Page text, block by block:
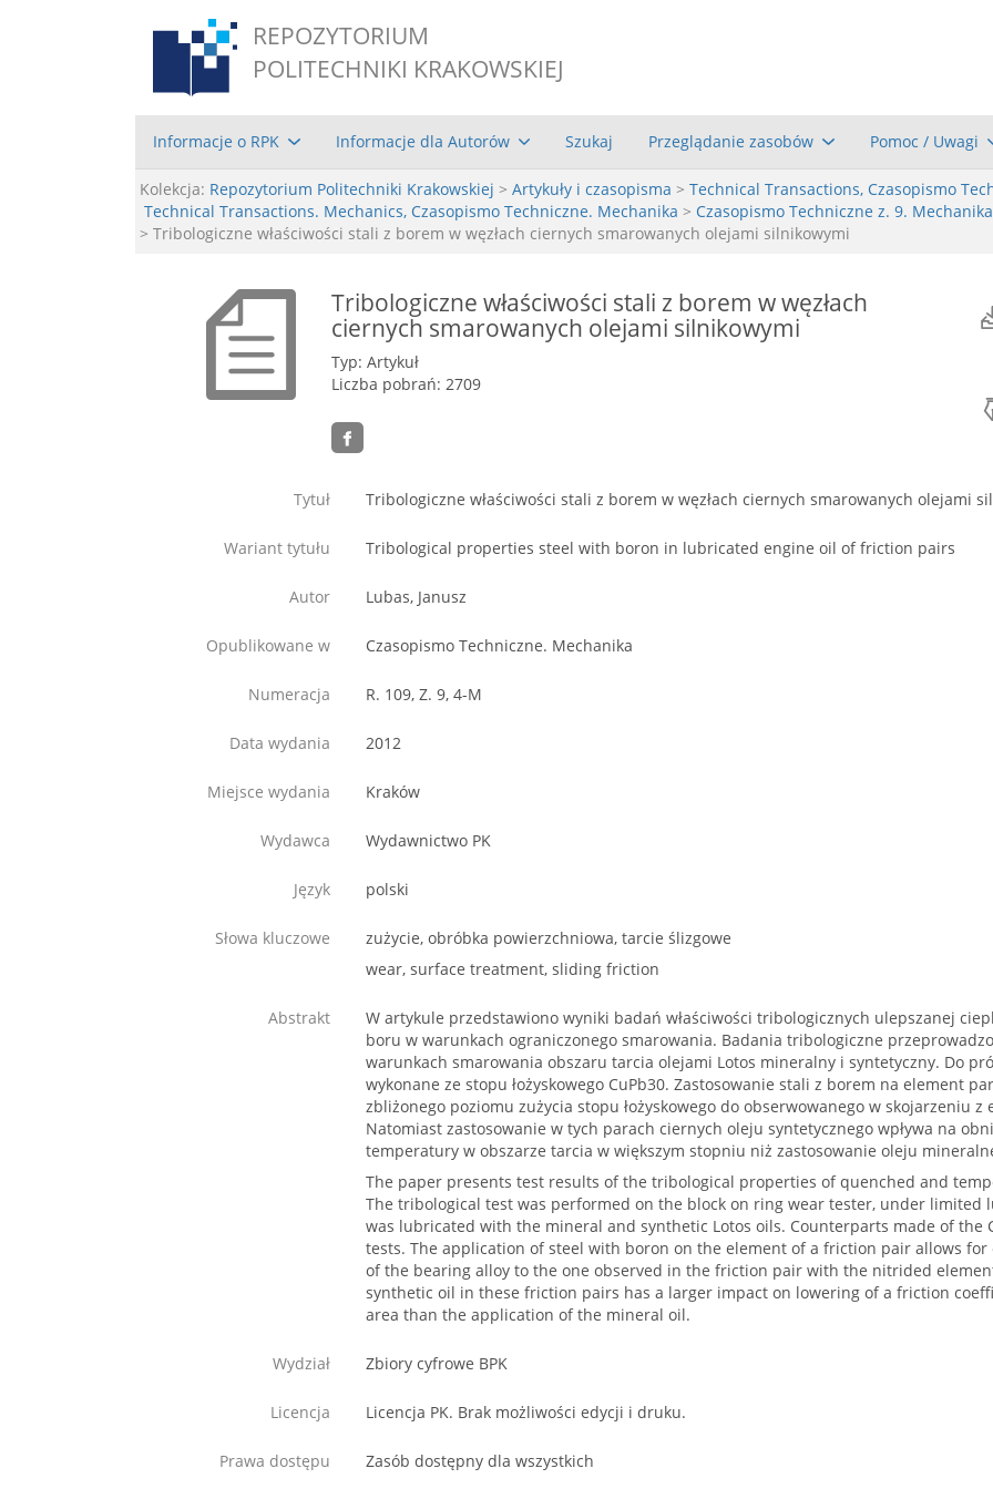
REPOZYTORIUM
POLITECHNIKI KRAKOWSKIEJ
Informacje o RPK Informacje dla Autorów Szukaj Przeglądanie zasobów Pomoc / Uwagi
Kolekcja: Repozytorium Politechniki Krakowskiej > Artykuły i czasopisma > Technical Transactions, Czasopismo
Technical Transactions. Mechanics, Czasopismo Techniczne. Mechanika > Czasopismo Techniczne z. 9.
> Tribologiczne właściwości stali z borem w węzłach ciernych smarowanych olejami silnikowymi
Tribologiczne właściwości stali z borem w węzłach
ciernych smarowanych olejami silnikowymi
Typ: Artykuł
Liczba pobrań: 2709
Tytuł Tribologiczne właściwości stali z borem w węzłach ciernych smarowanych olejami
Wariant tytułu Tribological properties steel with boron in lubricated engine oil of friction pairs
Autor Lubas, Janusz
Opublikowane w Czasopismo Techniczne. Mechanika
Numeracja R. 109, Z. 9, 4-M
Data wydania 2012
Miejsce wydania Kraków
Wydawca Wydawnictwo PK
Język polski
Słowa kluczowe
zużycie, obróbka powierzchniowa, tarcie ślizgowe
wear, surface treatment, sliding friction
Abstrakt
W artykule przedstawiono wyniki badań właściwości tribologicznych ulepszanej
boru w warunkach ograniczonego smarowania. Badania tribologiczne
warunkach smarowania obszaru tarcia olejami Lotos mineralny i syntetyczny. Do
wykonane ze stopu łożyskowego CuPb30. Zastosowanie stali z borem na element
zbliżonego poziomu zużycia stopu łożyskowego do obserwowanego w skojarzeniu
Natomiast zastosowanie w tych parach ciernych oleju syntetycznego wpływa na
temperatury w obszarze tarcia w większym stopniu niż zastosowanie oleju
The paper presents test results of the tribological properties of quenched and
The tribological test was performed on the block on ring wear tester, under
was lubricated with the mineral and synthetic Lotos oils. Counterparts made of the
tests. The application of steel with boron on the element of a friction pair allows
of the bearing alloy to the one observed in the friction pair with the nitrided
synthetic oil in these friction pairs has a larger impact on lowering of a friction
area than the application of the mineral oil.
Wydział Zbiory cyfrowe BPK
Licencja Licencja PK. Brak możliwości edycji i druku.
Prawa dostępu Zasób dostępny dla wszystkich